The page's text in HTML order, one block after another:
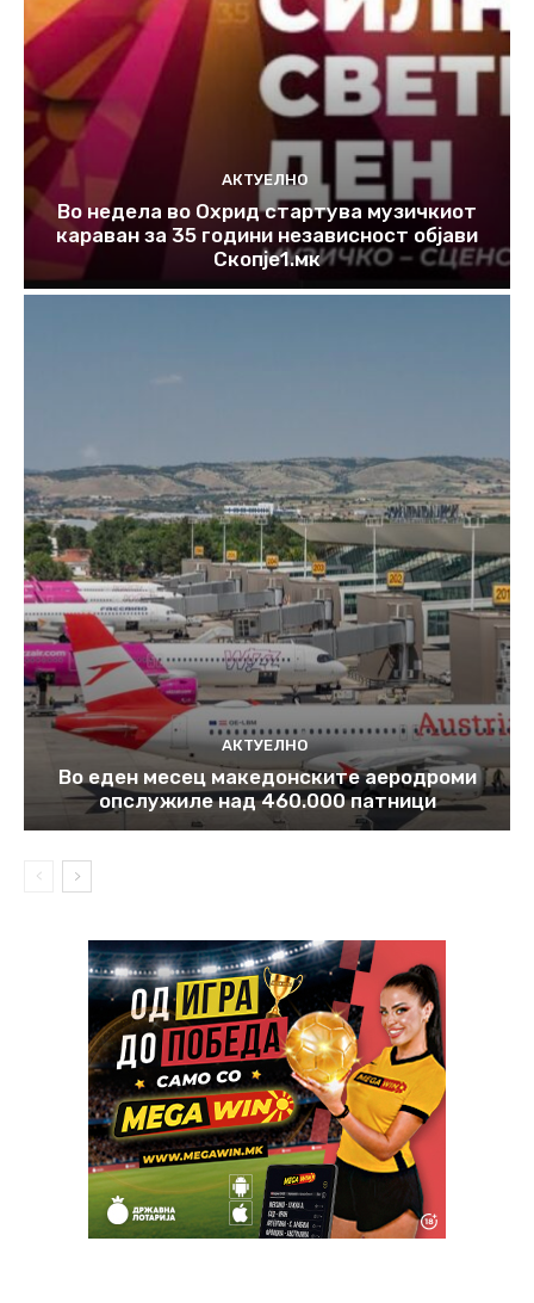
АКТУЕЛНО
Во недела во Охрид стартува музичкиот
караван за 35 години независност објави
Скопје1.мк
АКТУЕЛНО
Во еден месец македонските аеродроми
опслужиле над 460.000 патници